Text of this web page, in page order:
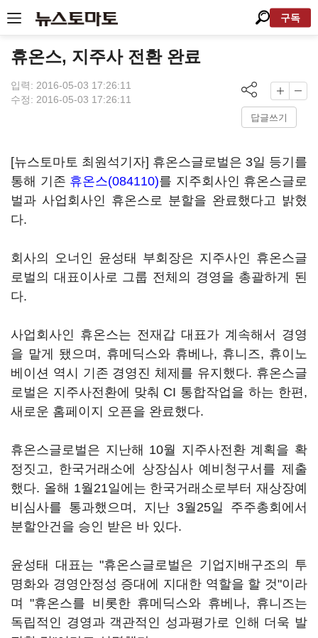
구독
휴온스, 지주사 전환 완료
입력: 2016-05-03 17:26:11
수정: 2016-05-03 17:26:11
답글쓰기
[뉴스토마토 최원석기자] 휴온스글로벌은 3일 등기를
통해 기존 휴온스(084110)를 지주회사인 휴온스글로
벌과 사업회사인 휴온스로 분할을 완료했다고 밝혔
다.
회사의 오너인 윤성태 부회장은 지주사인 휴온스글
로벌의 대표이사로 그룹 전체의 경영을 총괄하게 된
다.
사업회사인 휴온스는 전재갑 대표가 계속해서 경영
을 맡게 됐으며, 휴메딕스와 휴베나, 휴니즈, 휴이노
베이션 역시 기존 경영진 체제를 유지했다. 휴온스글
로벌은 지주사전환에 맞춰 CI 통합작업을 하는 한편,
새로운 홈페이지 오픈을 완료했다.
휴온스글로벌은 지난해 10월 지주사전환 계획을 확
정짓고, 한국거래소에 상장심사 예비청구서를 제출
했다. 올해 1월21일에는 한국거래소로부터 재상장예
비심사를 통과했으며, 지난 3월25일 주주총회에서
분할안건을 승인 받은 바 있다.
윤성태 대표는 "휴온스글로벌은 기업지배구조의 투
명화와 경영안정성 증대에 지대한 역할을 할 것"이라
며 "휴온스를 비롯한 휴메딕스와 휴베나, 휴니즈는
독립적인 경영과 객관적인 성과평가로 인해 더욱 발